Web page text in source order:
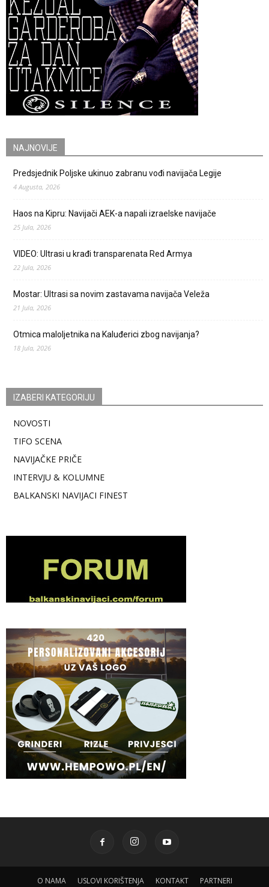
NAJNOVIJE
Predsjednik Poljske ukinuo zabranu vođi navijača Legije
4 Augusta, 2026
Haos na Kipru: Navijači AEK-a napali izraelske navijače
25 Jula, 2026
VIDEO: Ultrasi u krađi transparenata Red Armya
22 Jula, 2026
Mostar: Ultrasi sa novim zastavama navijača Veleža
21 Jula, 2026
Otmica maloljetnika na Kaluđerici zbog navijanja?
18 Jula, 2026
IZABERI KATEGORIJU
NOVOSTI
TIFO SCENA
NAVIJAČKE PRIČE
INTERVJU & KOLUMNE
BALKANSKI NAVIJACI FINEST
O NAMA USLOVI KORIŠTENJA KONTAKT PARTNERI